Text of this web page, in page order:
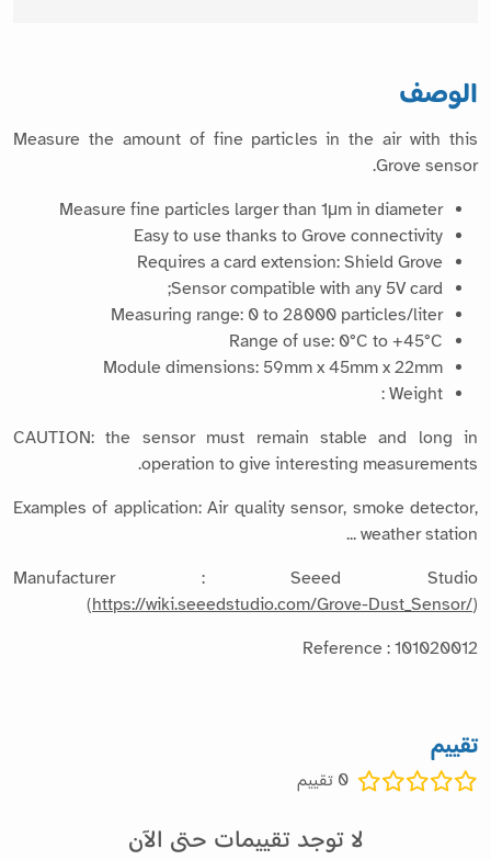
الوصف
Measure the amount of fine particles in the air with this
Grove sensor.
Measure fine particles larger than 1μm in diameter
Easy to use thanks to Grove connectivity
Requires a card extension: Shield Grove
Sensor compatible with any 5V card;
Measuring range: 0 to 28000 particles/liter
Range of use: 0°C to +45°C
Module dimensions: 59mm x 45mm x 22mm
Weight :
CAUTION: the sensor must remain stable and long in
operation to give interesting measurements.
Examples of application: Air quality sensor, smoke detector,
weather station ...
Manufacturer : Seeed Studio
(https://wiki.seeedstudio.com/Grove-Dust_Sensor/)
Reference : 101020012
تقييم
0 تقييم
لا توجد تقييمات حتى الآن